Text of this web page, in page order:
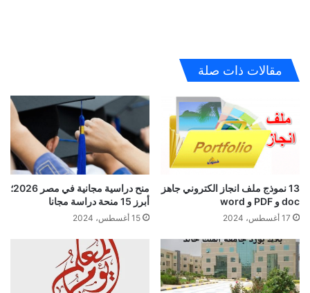
مقالات ذات صلة
13 نموذج ملف انجاز الكتروني جاهز
doc و PDF و word
17 أغسطس، 2024
منح دراسية مجانية في مصر 2026؛
أبرز 15 منحة دراسة مجانا
15 أغسطس، 2024